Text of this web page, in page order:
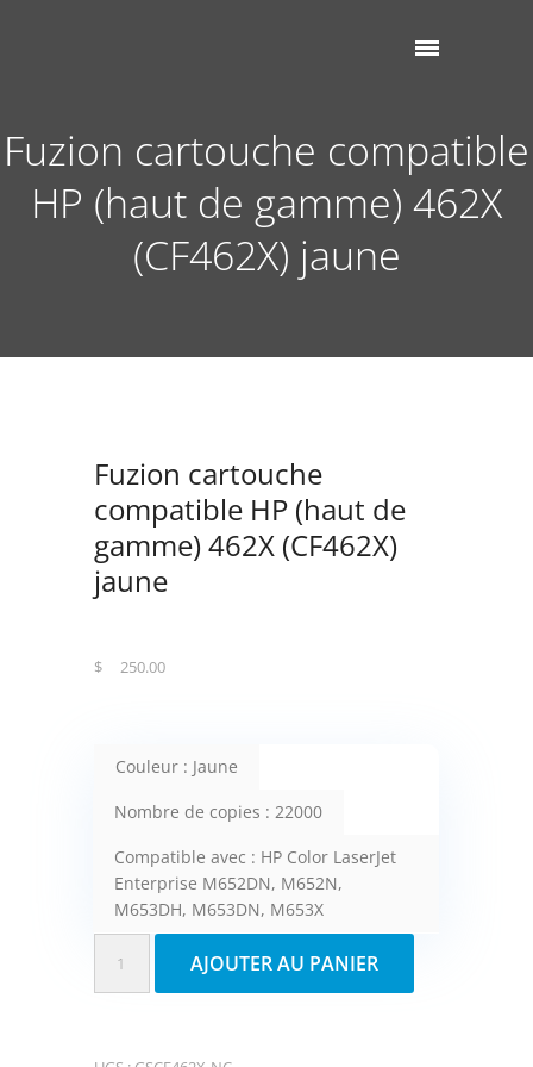
Fuzion cartouche compatible
HP (haut de gamme) 462X
(CF462X) jaune
Fuzion cartouche
compatible HP (haut de
gamme) 462X (CF462X)
jaune
$ 250.00
Couleur : Jaune
Nombre de copies : 22000
Compatible avec : HP Color LaserJet
Enterprise M652DN, M652N,
M653DH, M653DN, M653X
AJOUTER AU PANIER